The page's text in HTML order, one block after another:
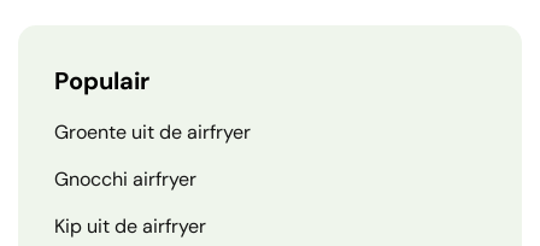
Populair
Groente uit de airfryer
Gnocchi airfryer
Kip uit de airfryer